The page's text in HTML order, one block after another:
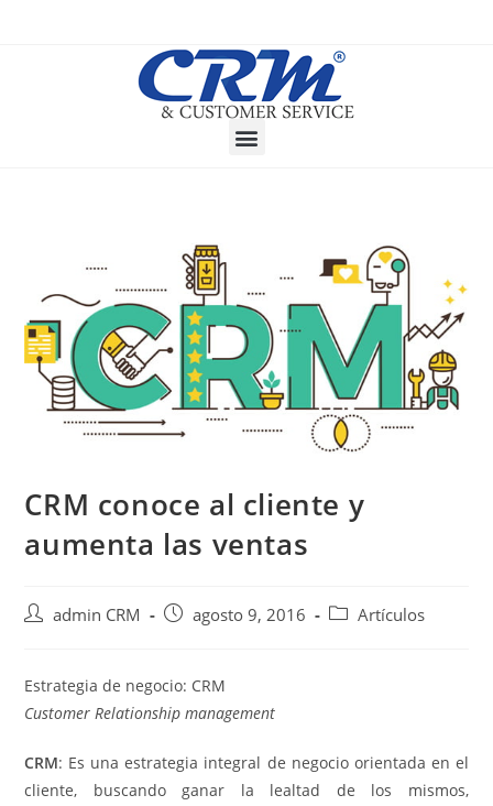
CRM conoce al cliente y
aumenta las ventas
admin CRM agosto 9, 2016 Artículos
Estrategia de negocio: CRM
Customer Relationship management
CRM: Es una estrategia integral de negocio orientada en el
cliente, buscando ganar la lealtad de los mismos,